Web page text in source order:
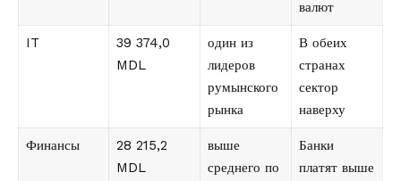
валют
IT
39 374,0
MDL
один из
лидеров
румынского
рынка
В обеих
странах
сектор
наверху
Финансы
28 215,2
MDL
выше
среднего по
Банки
платят выше